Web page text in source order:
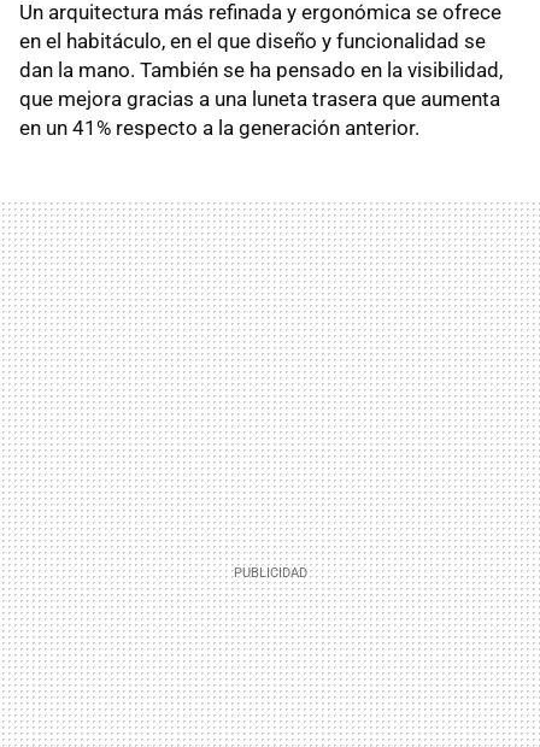
Un arquitectura más refinada y ergonómica se ofrece
en el habitáculo, en el que diseño y funcionalidad se
dan la mano. También se ha pensado en la visibilidad,
que mejora gracias a una luneta trasera que aumenta
en un 41% respecto a la generación anterior.